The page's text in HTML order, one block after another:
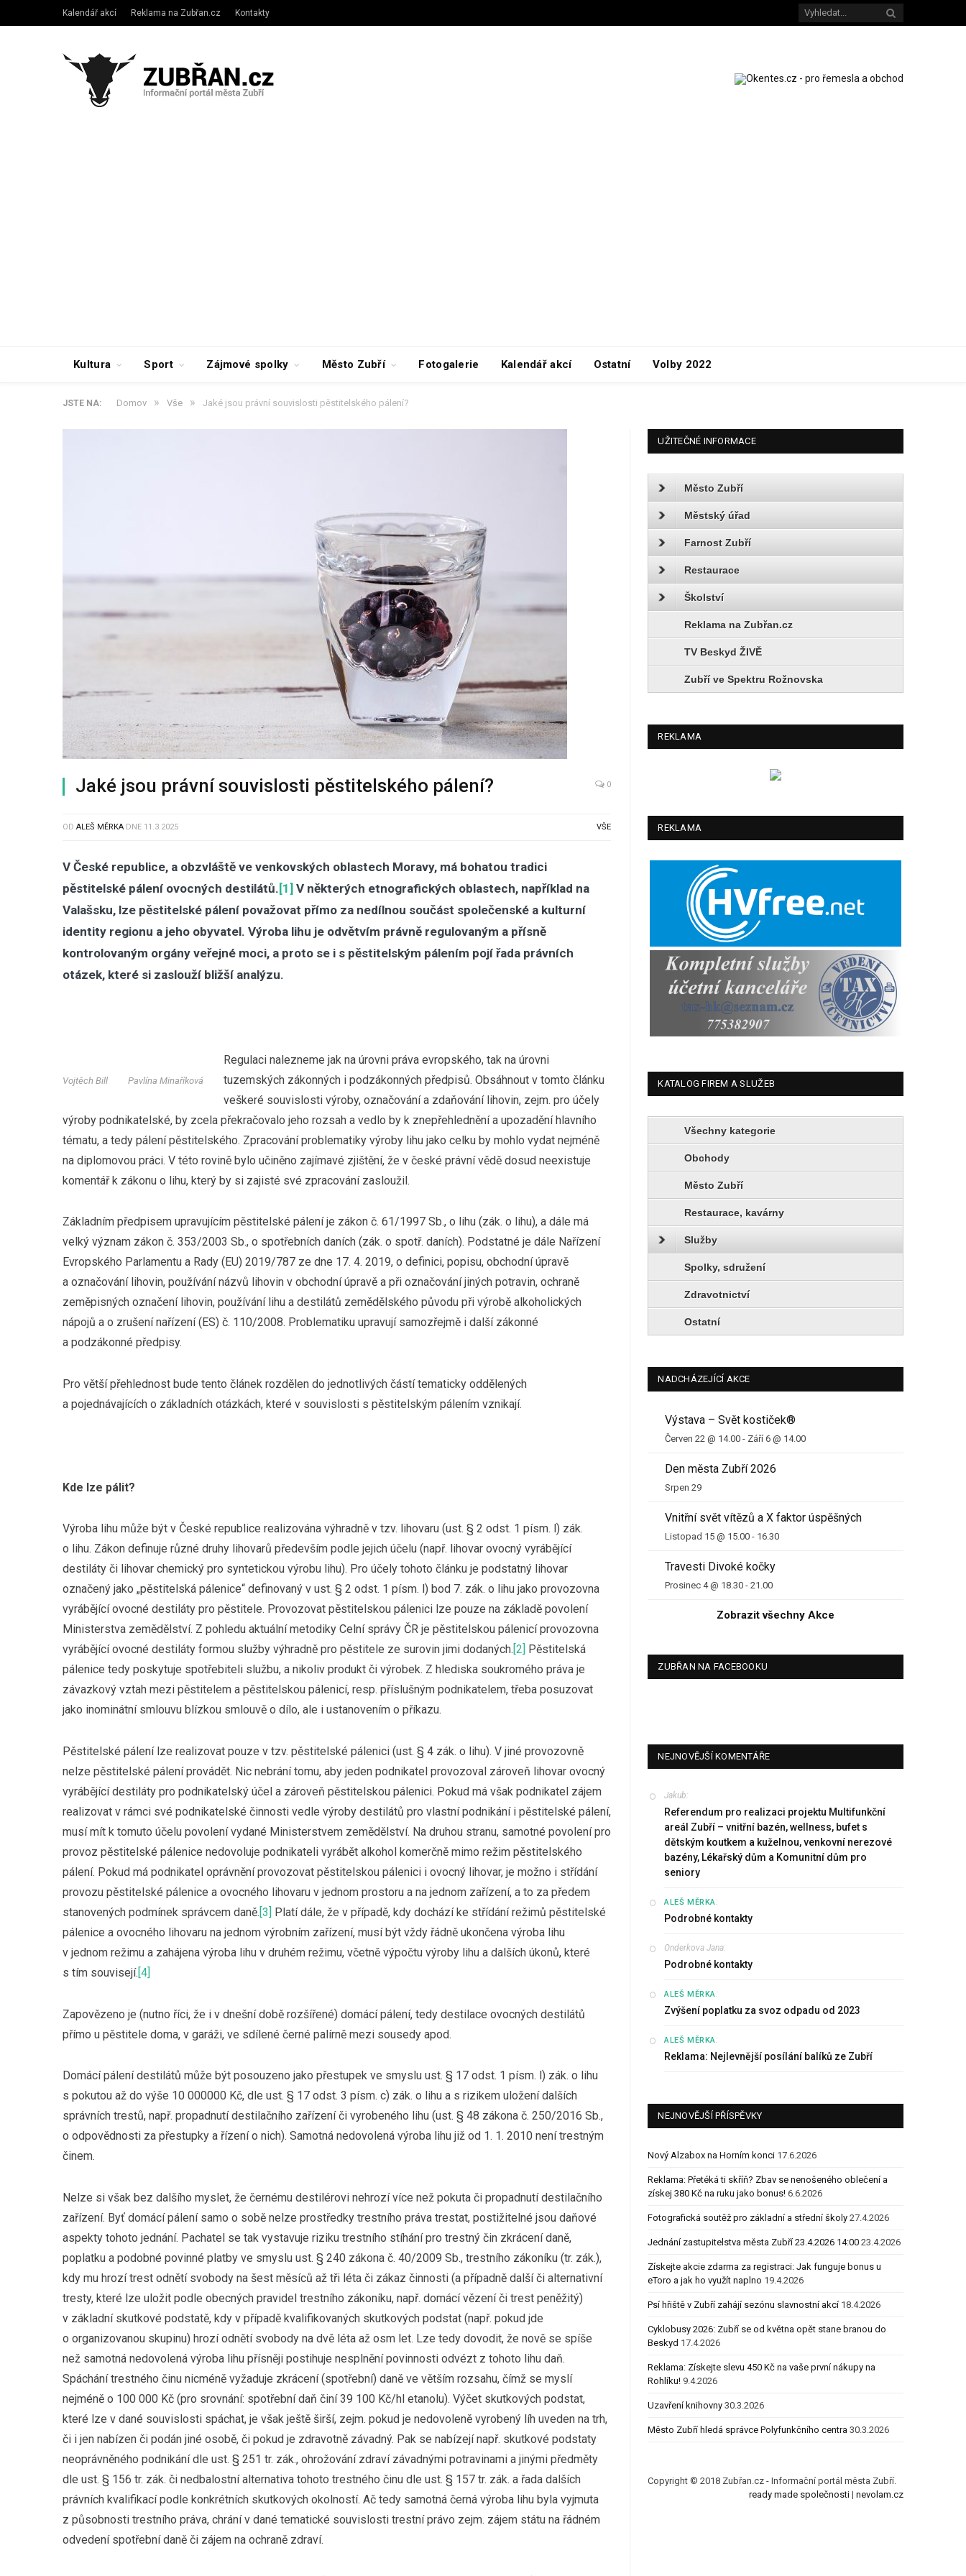
Kalendář akcí Reklama na Zubřan.cz Kontakty
Kultura Sport Zájmové spolky Město Zubří Fotogalerie Kalendář akcí Ostatní Volby 2022
JSTE NA: Domov » Vše » Jaké jsou právní souvislosti pěstitelského pálení?
Jaké jsou právní souvislosti pěstitelského pálení? 0
OD ALEŠ MĚRKA DNE 11.3.2025 VŠE
V České republice, a obzvláště ve venkovských oblastech Moravy, má bohatou tradici
pěstitelské pálení ovocných destilátů. [1] V některých etnografických oblastech, například na
Valašsku, lze pěstitelské pálení považovat přímo za nedílnou součást společenské a kulturní
identity regionu a jeho obyvatel. Výroba lihu je odvětvím právně regulovaným a přísně
kontrolovaným orgány veřejné moci, a proto se i s pěstitelským pálením pojí řada právních
otázek, které si zaslouží bližší analýzu.
Vojtěch Bill Pavlína Minaříková
Regulaci nalezneme jak na úrovni práva evropského, tak na úrovni
tuzemských zákonných i podzákonných předpisů. Obsáhnout v tomto článku
veškeré souvislosti výroby, označování a zdaňování lihovin, zejm. pro účely
výroby podnikatelské, by zcela překračovalo jeho rozsah a vedlo by k znepřehlednění a upozadění hlavního
tématu, a tedy pálení pěstitelského. Zpracování problematiky výroby lihu jako celku by mohlo vydat nejméně
na diplomovou práci. V této rovině bylo učiněno zajímavé zjištění, že v české právní vědě dosud neexistuje
komentář k zákonu o lihu, který by si zajisté své zpracování zasloužil.
Základním předpisem upravujícím pěstitelské pálení je zákon č. 61/1997 Sb., o lihu (zák. o lihu), a dále má
velký význam zákon č. 353/2003 Sb., o spotřebních daních (zák. o spotř. daních). Podstatné je dále Nařízení
Evropského Parlamentu a Rady (EU) 2019/787 ze dne 17. 4. 2019, o definici, popisu, obchodní úpravě
a označování lihovin, používání názvů lihovin v obchodní úpravě a při označování jiných potravin, ochraně
zeměpisných označení lihovin, používání lihu a destilátů zemědělského původu při výrobě alkoholických
nápojů a o zrušení nařízení (ES) č. 110/2008. Problematiku upravují samozřejmě i další zákonné
a podzákonné předpisy.
Pro větší přehlednost bude tento článek rozdělen do jednotlivých částí tematicky oddělených
a pojednávajících o základních otázkách, které v souvislosti s pěstitelským pálením vznikají.
Kde lze pálit?
Výroba lihu může být v České republice realizována výhradně v tzv. lihovaru (ust. § 2 odst. 1 písm. l) zák.
o lihu. Zákon definuje různé druhy lihovarů především podle jejich účelu (např. lihovar ovocný vyrábějící
destiláty či lihovar chemický pro syntetickou výrobu lihu). Pro účely tohoto článku je podstatný lihovar
označený jako „pěstitelská pálenice“ definovaný v ust. § 2 odst. 1 písm. l) bod 7. zák. o lihu jako provozovna
vyrábějící ovocné destiláty pro pěstitele. Provozovat pěstitelskou pálenici lze pouze na základě povolení
Ministerstva zemědělství. Z pohledu aktuální metodiky Celní správy ČR je pěstitelskou pálenicí provozovna
vyrábějící ovocné destiláty formou služby výhradně pro pěstitele ze surovin jimi dodaných. [2]
Pěstitelská
pálenice tedy poskytuje spotřebiteli službu, a nikoliv produkt či výrobek. Z hlediska soukromého práva je
závazkový vztah mezi pěstitelem a pěstitelskou pálenicí, resp. příslušným podnikatelem, třeba posuzovat
jako inominátní smlouvu blízkou smlouvě o dílo, ale i ustanovením o příkazu.
Pěstitelské pálení lze realizovat pouze v tzv. pěstitelské pálenici (ust. § 4 zák. o lihu). V jiné provozovně
nelze pěstitelské pálení provádět. Nic nebrání tomu, aby jeden podnikatel provozoval zároveň lihovar ovocný
vyrábějící destiláty pro podnikatelský účel a zároveň pěstitelskou pálenici. Pokud má však podnikatel zájem
realizovat v rámci své podnikatelské činnosti vedle výroby destilátů pro vlastní podnikání i pěstitelské pálení,
musí mít k tomuto účelu povolení vydané Ministerstvem zemědělství. Na druhou stranu, samotné povolení pro
provoz pěstitelské pálenice nedovoluje podnikateli vyrábět alkohol komerčně mimo režim pěstitelského
pálení. Pokud má podnikatel oprávnění provozovat pěstitelskou pálenici i ovocný lihovar, je možno i střídání
provozu pěstitelské pálenice a ovocného lihovaru v jednom prostoru a na jednom zařízení, a to za předem
stanovených podmínek správcem daně.[3] Platí dále, že v případě, kdy dochází ke střídání režimů pěstitelské
pálenice a ovocného lihovaru na jednom výrobním zařízení, musí být vždy řádně ukončena výroba lihu
v jednom režimu a zahájena výroba lihu v druhém režimu, včetně výpočtu výroby lihu a dalších úkonů, které
s tím souvisejí.[4]
Zapovězeno je (nutno říci, že i v dnešní době rozšířené) domácí pálení, tedy destilace ovocných destilátů
přímo u pěstitele doma, v garáži, ve sdílené černé palírně mezi sousedy apod.
Domácí pálení destilátů může být posouzeno jako přestupek ve smyslu ust. § 17 odst. 1 písm. l) zák. o lihu
s pokutou až do výše 10 000000 Kč, dle ust. § 17 odst. 3 písm. c) zák. o lihu a s rizikem uložení dalších
správních trestů, např. propadnutí destilačního zařízení či vyrobeného lihu (ust. § 48 zákona č. 250/2016 Sb.,
o odpovědnosti za přestupky a řízení o nich). Samotná nedovolená výroba lihu již od 1. 1. 2010 není trestným
činem.
Nelze si však bez dalšího myslet, že černému destilérovi nehrozí více než pokuta či propadnutí destilačního
zařízení. Byť domácí pálení samo o sobě nelze prostředky trestního práva trestat, postižitelné jsou daňové
aspekty tohoto jednání. Pachatel se tak vystavuje riziku trestního stíhání pro trestný čin zkrácení daně,
poplatku a podobné povinné platby ve smyslu ust. § 240 zákona č. 40/2009 Sb., trestního zákoníku (tr. zák.),
kdy mu hrozí trest odnětí svobody na šest měsíců až tři léta či zákaz činnosti (a případně další či alternativní
tresty, které lze uložit podle obecných pravidel trestního zákoníku, např. domácí vězení či trest peněžitý)
v základní skutkové podstatě, kdy v případě kvalifikovaných skutkových podstat (např. pokud jde
o organizovanou skupinu) hrozí odnětí svobody na dvě léta až osm let. Lze tedy dovodit, že nově se spíše
než samotná nedovolená výroba lihu přísněji postihuje nesplnění povinnosti odvézt z tohoto lihu daň.
Spáchání trestného činu nicméně vyžaduje zkrácení (spotřební) daně ve větším rozsahu, čímž se myslí
nejméně o 100 000 Kč (pro srovnání: spotřební daň činí 39 100 Kč/hl etanolu). Výčet skutkových podstat,
které lze v dané souvislosti spáchat, je však ještě širší, zejm. pokud je nedovoleně vyrobený líh uveden na trh,
či i jen nabízen či podán jiné osobě, či pokud je zdravotně závadný. Pak se nabízejí např. skutkové podstaty
neoprávněného podnikání dle ust. § 251 tr. zák., ohrožování zdraví závadnými potravinami a jinými předměty
dle ust. § 156 tr. zák. či nedbalostní alternativa tohoto trestného činu dle ust. § 157 tr. zák. a řada dalších
právních kvalifikací podle konkrétních skutkových okolností. Ač tedy samotná černá výroba lihu byla vyjmuta
z působnosti trestního práva, chrání v dané tematické souvislosti trestní právo zejm. zájem státu na řádném
odvedení spotřební daně či zájem na ochraně zdraví.
UŽITEČNÉ INFORMACE
Město Zubří
Městský úřad
Farnost Zubří
Restaurace
Školství
Reklama na Zubřan.cz
TV Beskyd ŽIVĚ
Zubří ve Spektru Rožnovska
REKLAMA
REKLAMA
KATALOG FIREM A SLUŽEB
Všechny kategorie
Obchody
Město Zubří
Restaurace, kavárny
Služby
Spolky, sdružení
Zdravotnictví
Ostatní
NADCHÁZEJÍCÍ AKCE
Výstava – Svět kostiček®
Červen 22 @ 14.00 - Září 6 @ 14.00
Den města Zubří 2026
Srpen 29
Vnitřní svět vítězů a X faktor úspěšných
Listopad 15 @ 15.00 - 16.30
Travesti Divoké kočky
Prosinec 4 @ 18.30 -21.00
Zobrazit všechny Akce
ZUBŘAN NA FACEBOOKU
NEJNOVĚJŠÍ KOMENTÁŘE
Jakub:
Referendum pro realizaci projektu Multifunkční
areál Zubří – vnitřní bazén, wellness, bufet s
dětským koutkem a kuželnou, venkovní nerezové
bazény, Lékařský dům a Komunitní dům pro
seniory
ALEŠ MĚRKA:
Podrobné kontakty
Onderkova Jana:
Podrobné kontakty
ALEŠ MĚRKA:
Zvýšení poplatku za svoz odpadu od 2023
ALEŠ MĚRKA:
Reklama: Nejlevnější posílání balíků ze Zubří
NEJNOVĚJŠÍ PŘÍSPĚVKY
Nový Alzabox na Horním konci 17.6.2026
Reklama: Přetéká ti skříň? Zbav se nenošeného oblečení a
získej 380 Kč na ruku jako bonus! 6.6.2026
Fotografická soutěž pro základní a střední školy 27.4.2026
Jednání zastupitelstva města Zubří 23.4.2026 14:00 23.4.2026
Získejte akcie zdarma za registraci: Jak funguje bonus u
eToro a jak ho využít naplno 19.4.2026
Psí hřiště v Zubří zahájí sezónu slavnostní akcí 18.4.2026
Cyklobusy 2026: Zubří se od května opět stane branou do
Beskyd 17.4.2026
Reklama: Získejte slevu 450 Kč na vaše první nákupy na
Rohlíku! 9.4.2026
Uzavření knihovny 30.3.2026
Město Zubří hledá správce Polyfunkčního centra 30.3.2026
Copyright © 2018 Zubřan.cz - Informační portál města Zubří.
ready made společnosti| nevolam.cz